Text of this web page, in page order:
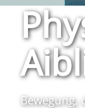
Bewegung,